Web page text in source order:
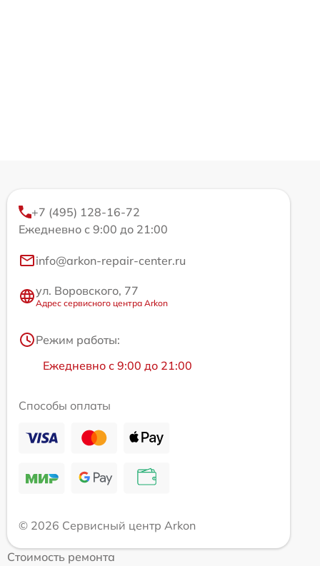
+7 (495) 128-16-72
Ежедневно с 9:00 до 21:00
info@arkon-repair-center.ru
ул. Воровского, 77
Адрес сервисного центра Arkon
Режим работы:
Ежедневно с 9:00 до 21:00
Способы оплаты
© 2026 Сервисный центр Arkon
Стоимость ремонта